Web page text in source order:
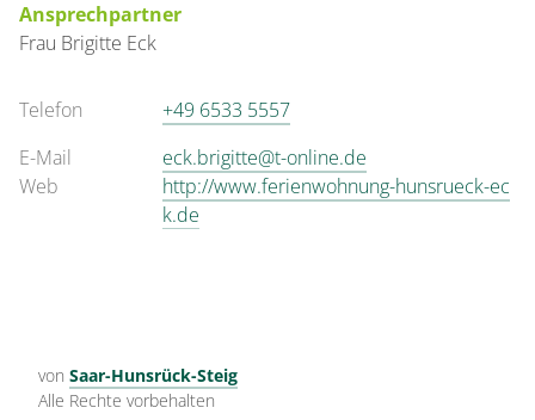
Ansprechpartner
Frau Brigitte Eck
Telefon
+49 6533 5557
E-Mail
eck.brigitte@t-online.de
Web
http://www.ferienwohnung-hunsrueck-ec
k.de
von Saar-Hunsrück-Steig
Alle Rechte vorbehalten